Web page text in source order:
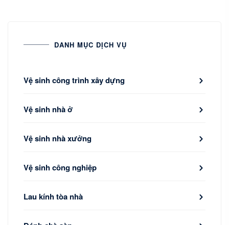
DANH MỤC DỊCH VỤ
Vệ sinh công trình xây dựng
Vệ sinh nhà ở
Vệ sinh nhà xưởng
Vệ sinh công nghiệp
Lau kính tòa nhà